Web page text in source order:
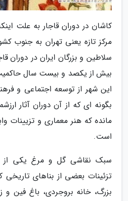
کاشان در دوران قاجار به علت
مرکز تازه یعنی تهران به جنوب
سلاطین و بزرگان ایران در دوران
بیش از یکصد و بیست سال حاکمیت
این شهر از توسعه اجتماعی و
بگونه ای که از آن دوران آثار
مانده که هنر معماری و تزیینات
است.
سبک نقاشی گل و مرغ یکی از
تزئینات بعضی از بناهای
بزرگ، خانه بروجردی، باغ فین و